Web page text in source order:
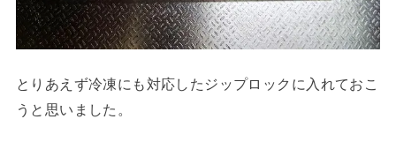
とりあえず冷凍にも対応したジップロックに入れておこ
うと思いました。